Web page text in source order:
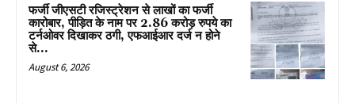
फर्जी जीएसटी रजिस्ट्रेशन से लाखों का फर्जी
कारोबार, पीड़ित के नाम पर 2.86 करोड़ रुपये का
टर्नओवर दिखाकर ठगी, एफआईआर दर्ज न होने
से...
August 6, 2026